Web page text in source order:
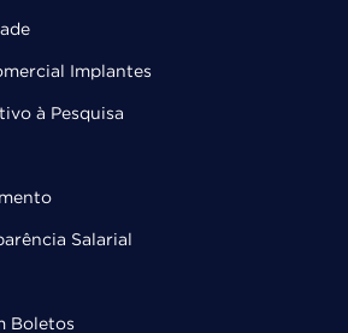
Implantes
à Pesquisa
Salarial
Boletos